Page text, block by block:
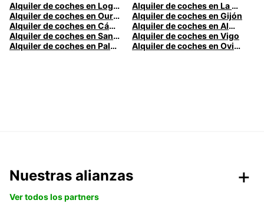
Alquiler de coches en Logroño
Alquiler de coches en La Coruña
Alquiler de coches en Ourense
Alquiler de coches en Gijón
Alquiler de coches en Cádiz
Alquiler de coches en Almería
Alquiler de coches en Santander
Alquiler de coches en Vigo
Alquiler de coches en Palma
Alquiler de coches en Oviedo
Nuestras alianzas
Ver todos los partners